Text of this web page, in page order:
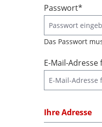
Passwort*
Das Passwort
E-Mail-
Ihre Adresse